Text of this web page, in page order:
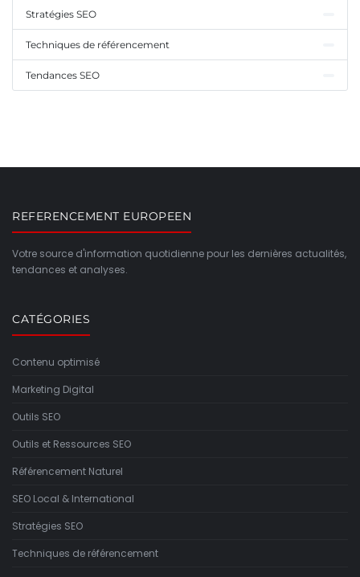
Stratégies SEO
Techniques de référencement
Tendances SEO
REFERENCEMENT EUROPEEN
Votre source d'information quotidienne pour les dernières actualités,
tendances et analyses.
CATÉGORIES
Contenu optimisé
Marketing Digital
Outils SEO
Outils et Ressources SEO
Référencement Naturel
SEO Local & International
Stratégies SEO
Techniques de référencement